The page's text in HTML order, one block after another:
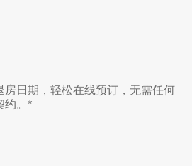
日期，轻松在线预订，无需任何
约。*